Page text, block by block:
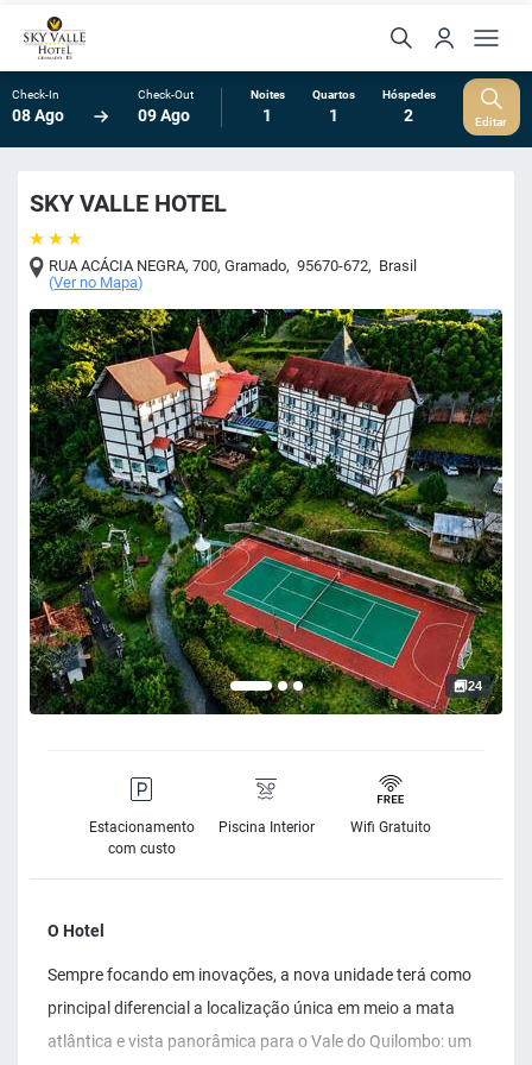
Check-In
08 Ago
Check-Out
09 Ago
Noites
1
Quartos
1
Hóspedes
2 Editar
SKY VALLE HOTEL
RUA ACÁCIA NEGRA, 700,Gramado, 95670-672, Brasil
(Ver no Mapa)
24
Estacionamento
com custo
Piscina Interior Wifi Gratuito
O Hotel
Sempre focando em inovações, a nova unidade terá como
principal diferencial a localização única em meio a mata
atlântica e vista panorâmica para o Vale do Quilombo: um